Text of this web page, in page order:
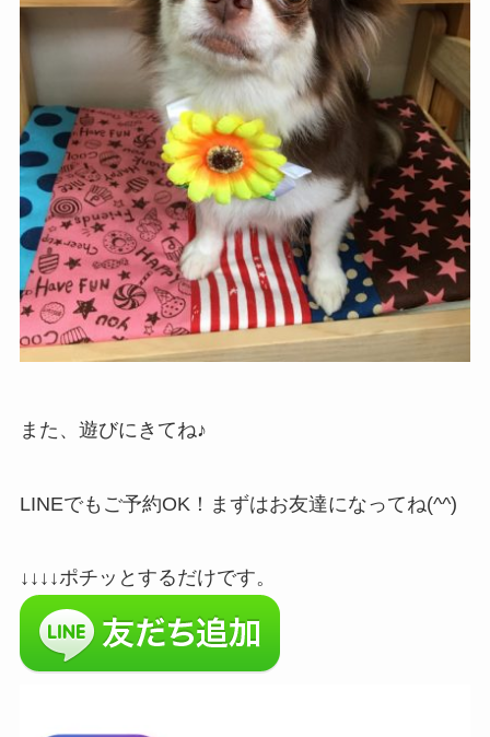
また、遊びにきてね♪
LINEでもご予約OK！まずはお友達になってね(^^)
↓↓↓↓ポチッとするだけです。